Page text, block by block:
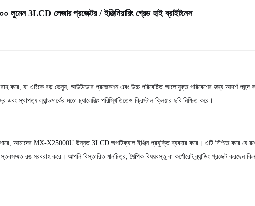
3LCD লেজার প্রজেক্টর / ইঞ্জিনিয়ারিং গ্রেড হাই ব্রাইটনেস
করে, যা এটিকে বড় ভেন্যু, আউটডোর প্রজেকশন এবং উচ্চ পরিবেষ্টিত আলোযুক্ত পরিবেশের জন্য আদর্শ পছন্দ
স্থাপত্য ল্যান্ডমার্কের মতো চ্যালেঞ্জিং পরিস্থিতিতেও ক্রিস্টাল ক্লিয়ার ছবি নিশ্চিত করে।
পারে, আমাদের MX-X25000U উন্নত 3LCD অপটিক্যাল ইঞ্জিন প্রযুক্তি ব্যবহার করে। এটি নিশ্চিত করে যে
রঙ সরবরাহ করে। আপনি বিস্তারিত মানচিত্র, শৈল্পিক বিষয়বস্তু বা কর্পোরেট ব্র্যান্ডিং প্রজেক্ট করছেন